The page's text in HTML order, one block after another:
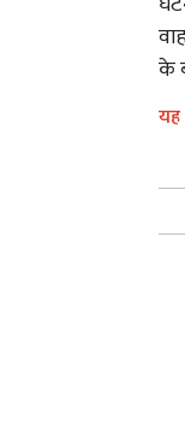
के
यह